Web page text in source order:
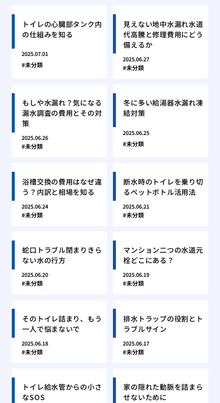
トイレの心臓部タンク内
の仕組みを知る
2025.07.01
未分類
見えない地中水漏れ水道
代高騰と修理費用にどう
備えるか
2025.06.27
未分類
もしや水漏れ？気になる
漏水調査の費用とその対
策
2025.06.26
未分類
冬に多い給湯器水漏れ凍
結対策
2025.06.25
未分類
浴槽交換の費用はなぜ違
う？内訳と相場を知る
2025.06.24
未分類
断水時のトイレを乗り切
るペットボトル活用法
2025.06.21
未分類
蛇口トラブル閉まりきら
ない水の行方
2025.06.20
未分類
マンション二つの水道元
栓どこにある？
2025.06.19
未分類
そのトイレ詰まり、もう
一人で悩まないで
2025.06.18
未分類
排水トラップの役割とト
ラブルサイン
2025.06.17
未分類
トイレ給水管からの小さ
なSOS
家の隠れた動脈を詰まら
せないために